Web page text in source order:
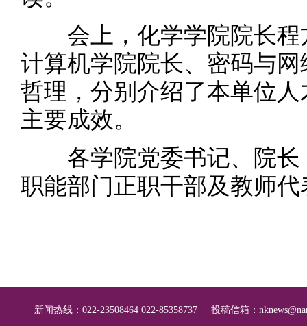
会上，化学学院院长程
计算机学院院长、密码与
哲理，分别介绍了本单位
主要成效。
各学院党委书记、院长
职能部门正职干部及教师
新闻热线：022-23508464 022-85358737 投稿信箱：